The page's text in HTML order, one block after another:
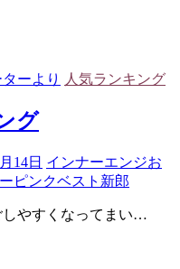
ーより 人気ランキング
グ
14日 インナーエンジお
ピンクベスト 新郎
しやすくなってまい…